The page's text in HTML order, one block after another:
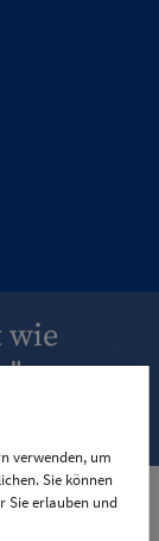
verwenden, um
Sie können
Sie erlauben und
wie